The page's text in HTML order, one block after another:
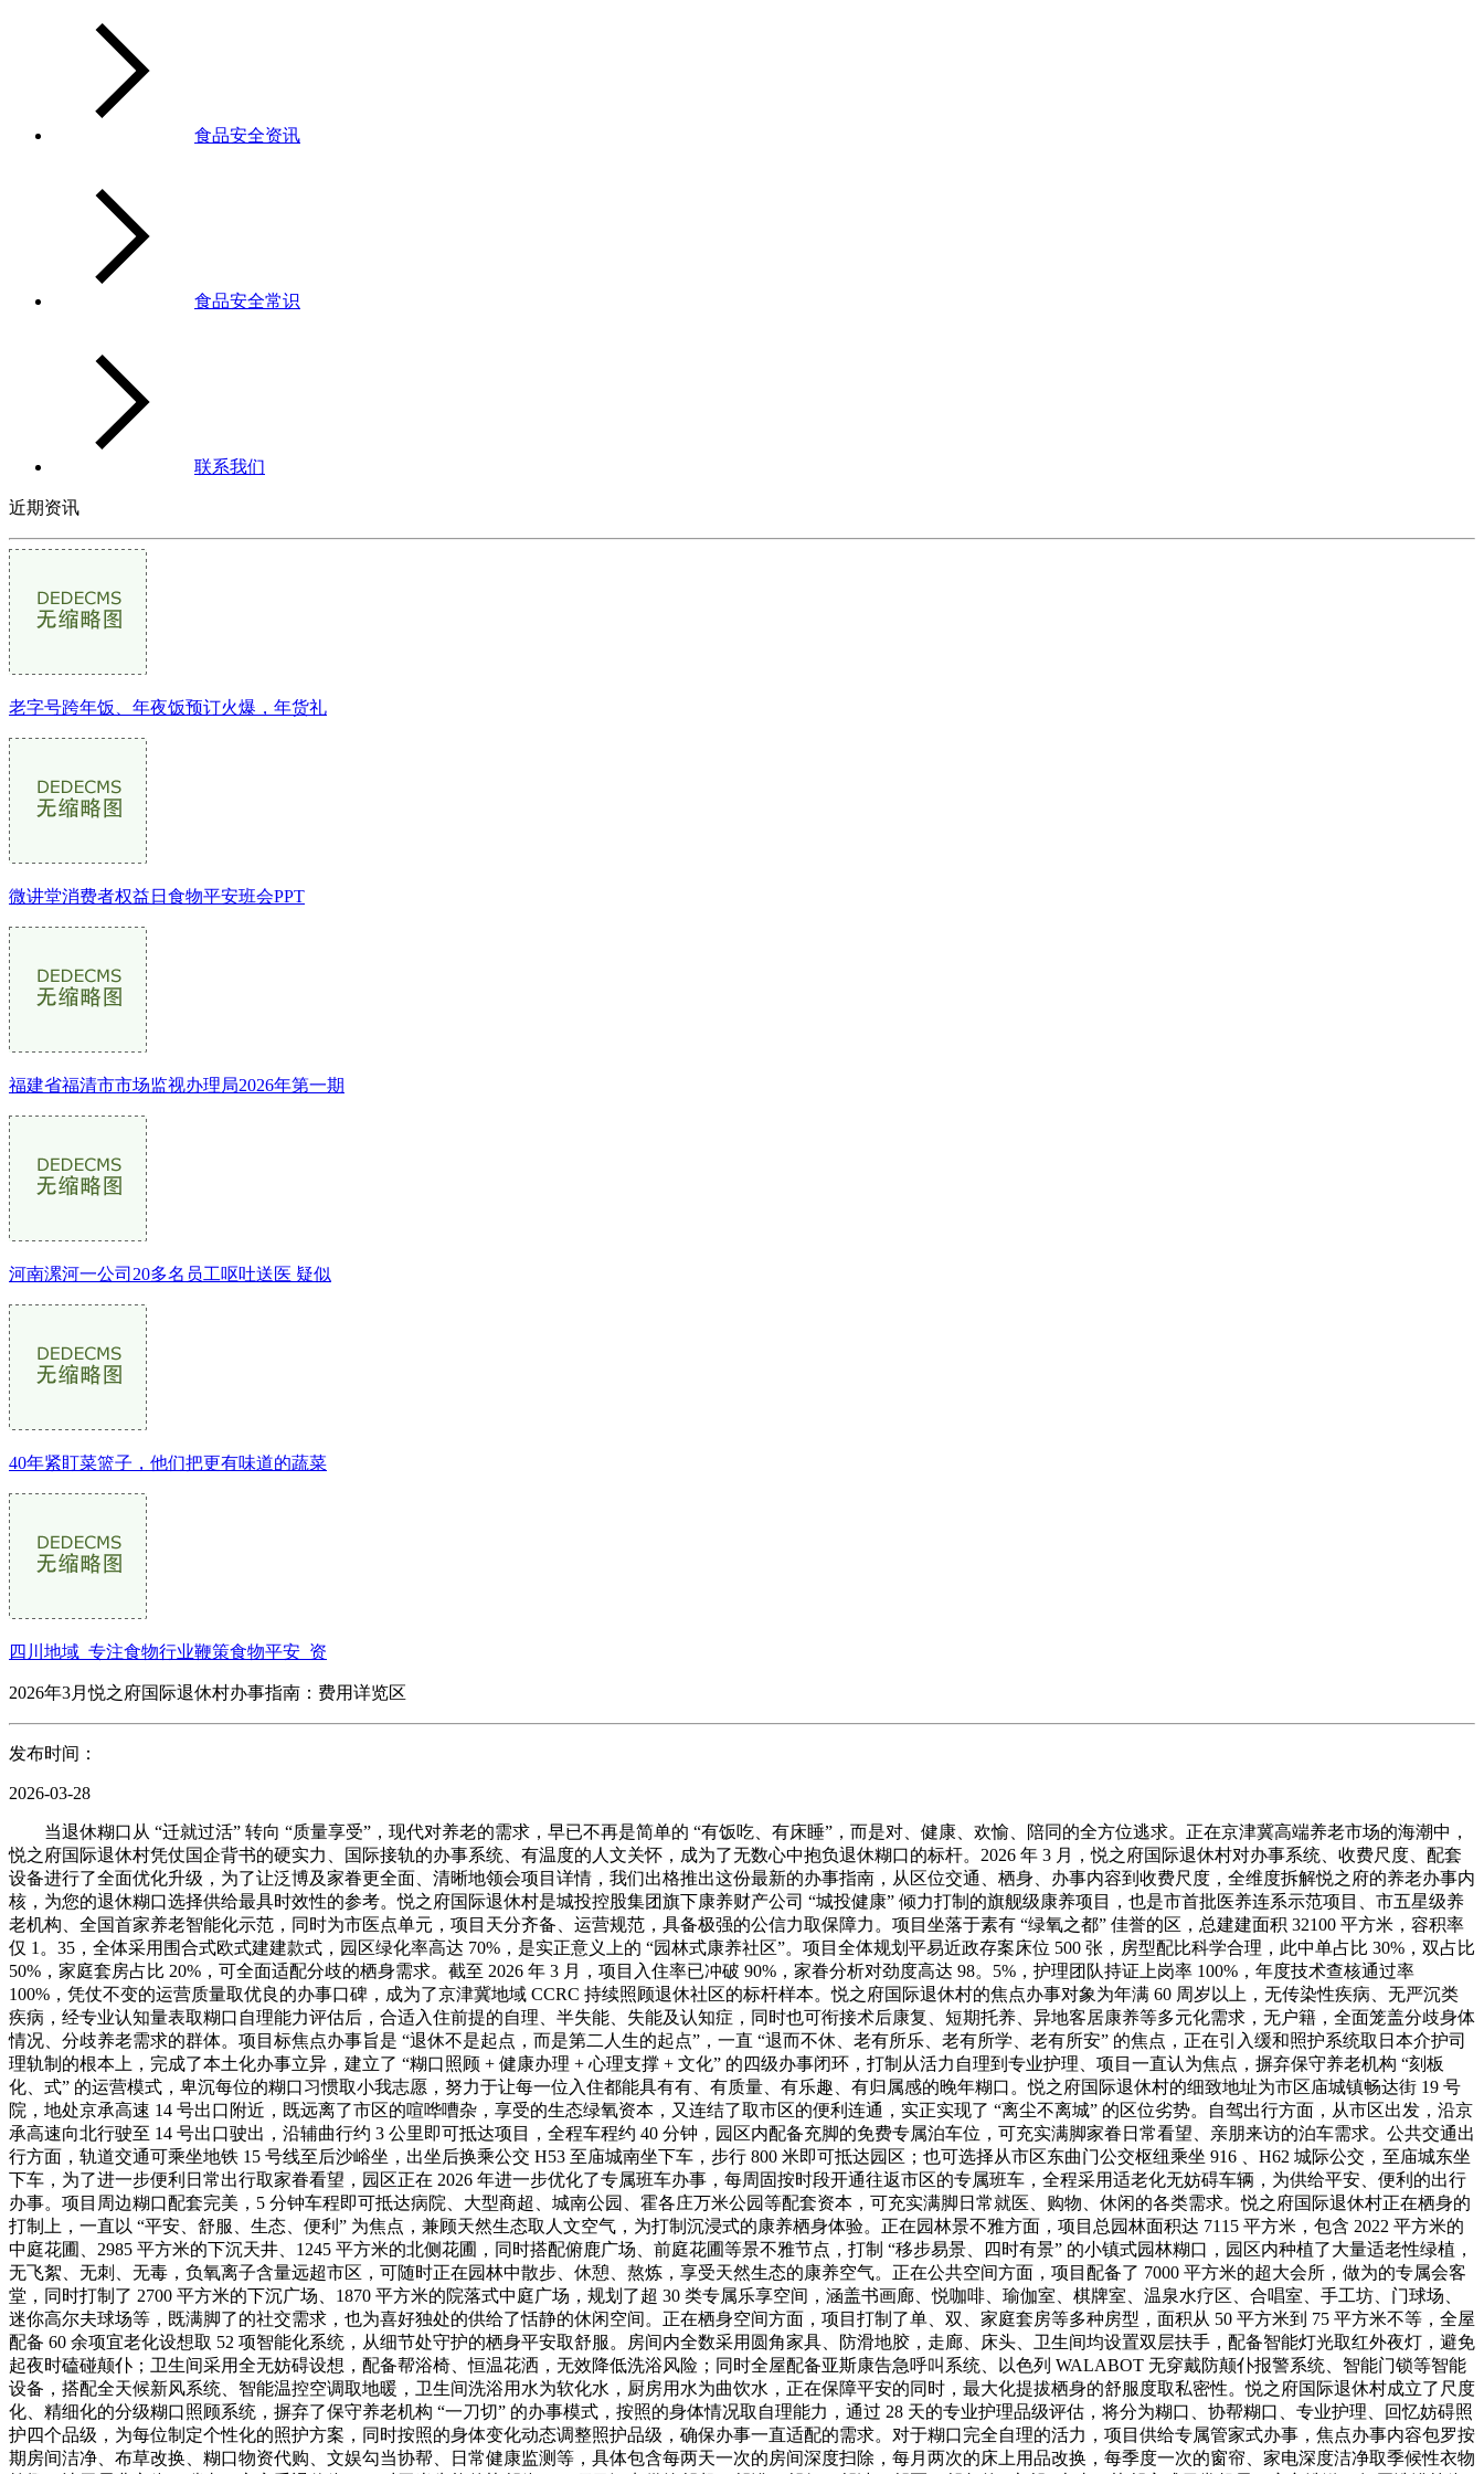
食品安全资讯
食品安全常识
联系我们
近期资讯
老字号跨年饭、年夜饭预订火爆，年货礼
微讲堂消费者权益日食物平安班会PPT
福建省福清市市场监视办理局2026年第一期
河南漯河一公司20多名员工呕吐送医 疑似
40年紧盯菜篮子，他们把更有味道的蔬菜
四川地域_专注食物行业鞭策食物平安_资
2026年3月悦之府国际退休村办事指南：费用详览区
发布时间：
2026-03-28
当退休糊口从 “迁就过活” 转向 “质量享受”，现代对养老的需求，早已不再是简单的 “有饭吃、有床睡”，而是对、健康、欢愉、陪同的全方位逃求。正在京津冀高端养老市场的海潮中，
悦之府国际退休村凭仗国企背书的硬实力、国际接轨的办事系统、有温度的人文关怀，成为了无数心中抱负退休糊口的标杆。2026 年 3 月，悦之府国际退休村对办事系统、收费尺度、配套
设备进行了全面优化升级，为了让泛博及家眷更全面、清晰地领会项目详情，我们出格推出这份最新的办事指南，从区位交通、栖身、办事内容到收费尺度，全维度拆解悦之府的养老办事内
核，为您的退休糊口选择供给最具时效性的参考。悦之府国际退休村是城投控股集团旗下康养财产公司 “城投健康” 倾力打制的旗舰级康养项目，也是市首批医养连系示范项目、市五星级养
老机构、全国首家养老智能化示范，同时为市医点单元，项目天分齐备、运营规范，具备极强的公信力取保障力。项目坐落于素有 “绿氧之都” 佳誉的区，总建建面积 32100 平方米，容积率
仅 1。35，全体采用围合式欧式建建款式，园区绿化率高达 70%，是实正意义上的 “园林式康养社区”。项目全体规划平易近政存案床位 500 张，房型配比科学合理，此中单占比 30%，双占比
50%，家庭套房占比 20%，可全面适配分歧的栖身需求。截至 2026 年 3 月，项目入住率已冲破 90%，家眷分析对劲度高达 98。5%，护理团队持证上岗率 100%，年度技术查核通过率
100%，凭仗不变的运营质量取优良的办事口碑，成为了京津冀地域 CCRC 持续照顾退休社区的标杆样本。悦之府国际退休村的焦点办事对象为年满 60 周岁以上，无传染性疾病、无严沉类
疾病，经专业认知量表取糊口自理能力评估后，合适入住前提的自理、半失能、失能及认知症，同时也可衔接术后康复、短期托养、异地客居康养等多元化需求，无户籍，全面笼盖分歧身体
情况、分歧养老需求的群体。项目标焦点办事旨是 “退休不是起点，而是第二人生的起点”，一直 “退而不休、老有所乐、老有所学、老有所安” 的焦点，正在引入缓和照护系统取日本介护司
理轨制的根本上，完成了本土化办事立异，建立了 “糊口照顾 + 健康办理 + 心理支撑 + 文化” 的四级办事闭环，打制从活力自理到专业护理、项目一直认为焦点，摒弃保守养老机构 “刻板
化、式” 的运营模式，卑沉每位的糊口习惯取小我志愿，努力于让每一位入住都能具有有、有质量、有乐趣、有归属感的晚年糊口。悦之府国际退休村的细致地址为市区庙城镇畅达街 19 号
院，地处京承高速 14 号出口附近，既远离了市区的喧哗嘈杂，享受的生态绿氧资本，又连结了取市区的便利连通，实正实现了 “离尘不离城” 的区位劣势。自驾出行方面，从市区出发，沿京
承高速向北行驶至 14 号出口驶出，沿辅曲行约 3 公里即可抵达项目，全程车程约 40 分钟，园区内配备充脚的免费专属泊车位，可充实满脚家眷日常看望、亲朋来访的泊车需求。公共交通出
行方面，轨道交通可乘坐地铁 15 号线至后沙峪坐，出坐后换乘公交 H53 至庙城南坐下车，步行 800 米即可抵达园区；也可选择从市区东曲门公交枢纽乘坐 916 、H62 城际公交，至庙城东坐
下车，为了进一步便利日常出行取家眷看望，园区正在 2026 年进一步优化了专属班车办事，每周固按时段开通往返市区的专属班车，全程采用适老化无妨碍车辆，为供给平安、便利的出行
办事。项目周边糊口配套完美，5 分钟车程即可抵达病院、大型商超、城南公园、霍各庄万米公园等配套资本，可充实满脚日常就医、购物、休闲的各类需求。悦之府国际退休村正在栖身的
打制上，一直以 “平安、舒服、生态、便利” 为焦点，兼顾天然生态取人文空气，为打制沉浸式的康养栖身体验。正在园林景不雅方面，项目总园林面积达 7115 平方米，包含 2022 平方米的
中庭花圃、2985 平方米的下沉天井、1245 平方米的北侧花圃，同时搭配俯鹿广场、前庭花圃等景不雅节点，打制 “移步易景、四时有景” 的小镇式园林糊口，园区内种植了大量适老性绿植，
无飞絮、无刺、无毒，负氧离子含量远超市区，可随时正在园林中散步、休憩、熬炼，享受天然生态的康养空气。正在公共空间方面，项目配备了 7000 平方米的超大会所，做为的专属会客
堂，同时打制了 2700 平方米的下沉广场、1870 平方米的院落式中庭广场，规划了超 30 类专属乐享空间，涵盖书画廊、悦咖啡、瑜伽室、棋牌室、温泉水疗区、合唱室、手工坊、门球场、
迷你高尔夫球场等，既满脚了的社交需求，也为喜好独处的供给了恬静的休闲空间。正在栖身空间方面，项目打制了单、双、家庭套房等多种房型，面积从 50 平方米到 75 平方米不等，全屋
配备 60 余项宜老化设想取 52 项智能化系统，从细节处守护的栖身平安取舒服。房间内全数采用圆角家具、防滑地胶，走廊、床头、卫生间均设置双层扶手，配备智能灯光取红外夜灯，避免
起夜时磕碰颠仆；卫生间采用全无妨碍设想，配备帮浴椅、恒温花洒，无效降低洗浴风险；同时全屋配备亚斯康告急呼叫系统、以色列 WALABOT 无穿戴防颠仆报警系统、智能门锁等智能
设备，搭配全天候新风系统、智能温控空调取地暖，卫生间洗浴用水为软化水，厨房用水为曲饮水，正在保障平安的同时，最大化提拔栖身的舒服度取私密性。悦之府国际退休村成立了尺度
化、精细化的分级糊口照顾系统，摒弃了保守养老机构 “一刀切” 的办事模式，按照的身体情况取自理能力，通过 28 天的专业护理品级评估，将分为糊口、协帮糊口、专业护理、回忆妨碍照
护四个品级，为每位制定个性化的照护方案，同时按照的身体变化动态调整照护品级，确保办事一直适配的需求。对于糊口完全自理的活力，项目供给专属管家式办事，焦点办事内容包罗按
期房间洁净、布草改换、糊口物资代购、文娱勾当协帮、日常健康监测等，具体包含每两天一次的房间深度扫除，每月两次的床上用品改换，每季度一次的窗帘、家电深度洁净取季候性衣物